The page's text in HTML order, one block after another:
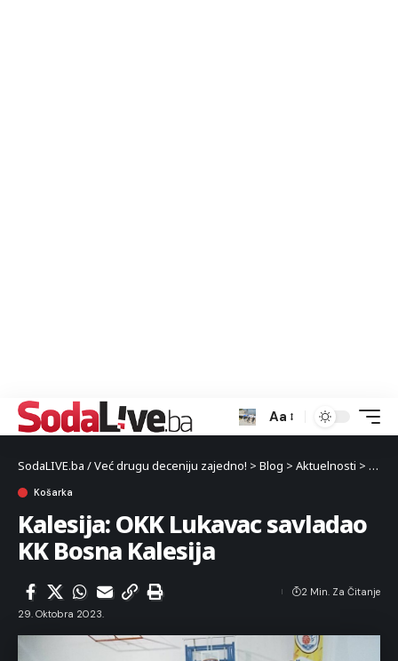
Aa
SodaLIVE.ba / Već drugu deceniju zajedno! > Blog > Aktuelnosti > Sport
Košarka
Kalesija: OKK Lukavac savladao
KK Bosna Kalesija
29. Oktobra 2023.
2 Min. Za Čitanje